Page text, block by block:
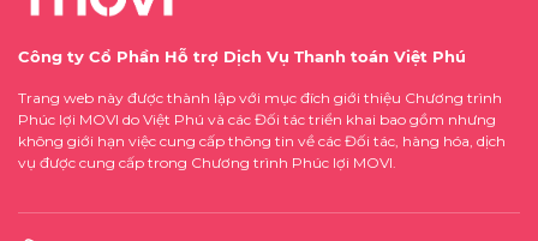
Công ty Cổ Phần Hỗ trợ Dịch Vụ Thanh toán Việt Phú
Trang web này được thành lập với mục đích giới thiệu Chương trình
Phúc lợi MOVI do Việt Phú và các Đối tác triển khai bao gồm nhưng
không giới hạn việc cung cấp thông tin về các Đối tác, hàng hóa, dịch
vụ được cung cấp trong Chương trình Phúc lợi MOVI.